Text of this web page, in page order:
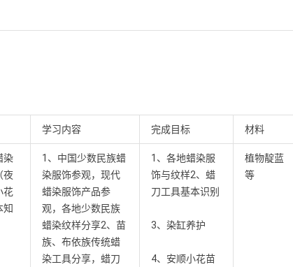
学习内容 完成目标 材料
染
夜
花
知
1、中国少数民族蜡
染服饰参观，现代
蜡染服饰产品参
观，各地少数民族
蜡染纹样分享2、苗
族、布依族传统蜡
染工具分享，蜡刀
1、各地蜡染服
饰与纹样2、蜡
刀工具基本识别
3、染缸养护
4、安顺小花苗
植物靛蓝
等